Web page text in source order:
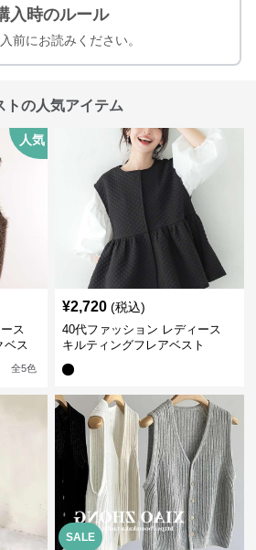
入時のルール
前にお読みください。
トの人気アイテム
人気
ス
ベス
全5色
¥2,720 (税込)
40代ファッション レディース
キルティングフレアベスト
SALE